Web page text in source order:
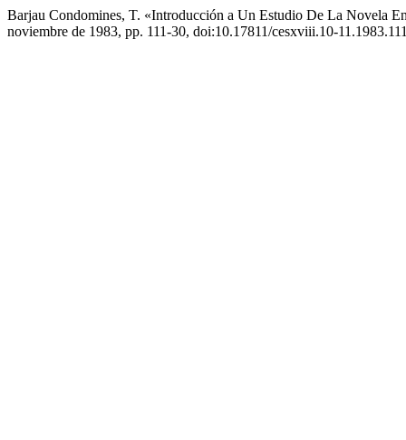
Barjau Condomines, T. «Introducción a Un Estudio De La Novela
noviembre de 1983, pp. 111-30, doi:10.17811/cesxviii.10-